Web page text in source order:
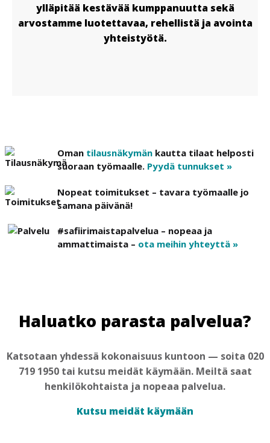
ylläpitää kestävää kumppanuutta sekä
arvostamme luotettavaa, rehellistä ja avointa
yhteistyötä.
Oman tilausnäkymän kautta tilaat helposti
suoraan työmaalle. Pyydä tunnukset »
Nopeat toimitukset – tavara työmaalle jo
samana päivänä!
#safiirimaistapalvelua – nopeaa ja
ammattimaista – ota meihin yhteyttä »
Haluatko parasta palvelua?
Katsotaan yhdessä kokonaisuus kuntoon — soita 020
719 1950 tai kutsu meidät käymään. Meiltä saat
henkilökohtaista ja nopeaa palvelua.
Kutsu meidät käymään